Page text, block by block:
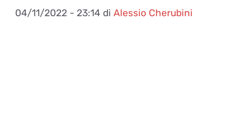
04/11/2022 - 23:14 di Alessio Cherubini